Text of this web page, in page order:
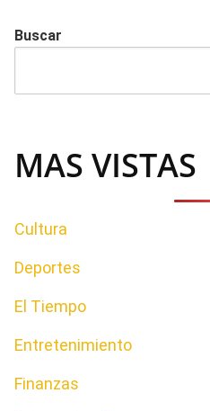
Buscar
MAS VISTAS
Cultura
Deportes
El Tiempo
Entretenimiento
Finanzas